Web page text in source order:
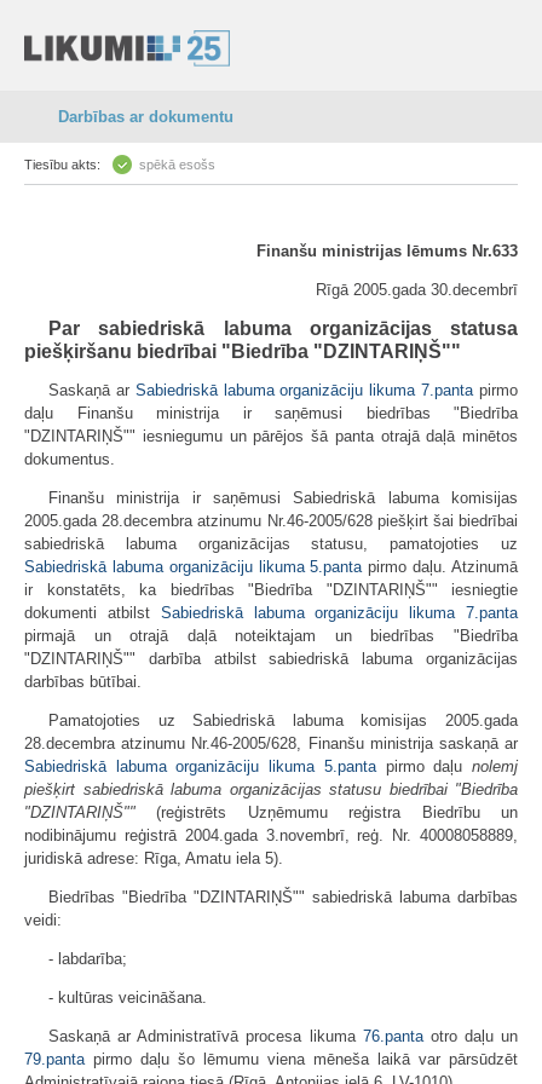
Darbības ar dokumentu
Tiesību akts: spēkā esošs
Finanšu ministrijas lēmums Nr.633
Rīgā 2005.gada 30.decembrī
Par sabiedriskā labuma organizācijas statusa
piešķiršanu biedrībai "Biedrība "DZINTARIŅŠ""
Saskaņā ar Sabiedriskā labuma organizāciju likuma 7.pantapirmo
daļu Finanšu ministrija ir saņēmusi biedrības "Biedrība
"DZINTARIŅŠ"" iesniegumu un pārējos šā panta otrajā daļā minētos
dokumentus.
Finanšu ministrija ir saņēmusi Sabiedriskā labuma komisijas
2005.gada 28.decembra atzinumu Nr.46-2005/628 piešķirt šai biedrībai
sabiedriskā labuma organizācijas statusu, pamatojoties uz
Sabiedriskā labuma organizāciju likuma 5.pantapirmo daļu. Atzinumā
ir konstatēts, ka biedrības "Biedrība "DZINTARIŅŠ"" iesniegtie
dokumenti atbilst Sabiedriskā labuma organizāciju likuma 7.panta
pirmajā un otrajā daļā noteiktajam un biedrības "Biedrība
"DZINTARIŅŠ"" darbība atbilst sabiedriskā labuma organizācijas
darbības būtībai.
Pamatojoties uz Sabiedriskā labuma komisijas 2005.gada
28.decembra atzinumu Nr.46-2005/628, Finanšu ministrija saskaņā ar
Sabiedriskā labuma organizāciju likuma 5.pantapirmo daļunolemj
piešķirt sabiedriskā labuma organizācijas statusu biedrībai "Biedrība
"DZINTARIŅŠ"" (reģistrēts Uzņēmumu reģistra Biedrību un
nodibinājumu reģistrā 2004.gada 3.novembrī, reģ. Nr. 40008058889,
juridiskā adrese: Rīga, Amatu iela 5).
Biedrības "Biedrība "DZINTARIŅŠ"" sabiedriskā labuma darbības
veidi:
- labdarība;
- kultūras veicināšana.
Saskaņā ar Administratīvā procesa likuma 76.pantaotro daļu un
79.pantapirmo daļu šo lēmumu viena mēneša laikā var pārsūdzēt